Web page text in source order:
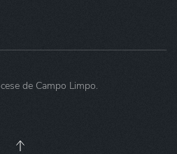
de Campo Limpo.